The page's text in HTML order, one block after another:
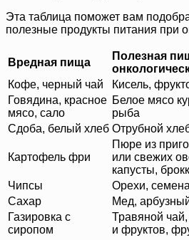
Эта таблица поможет вам
полезные продукты питания при
Вредная пища
Полезная
Кофе, черный чай
Кисель,
Говядина, красное
мясо, сало
Белое мясо
рыба
Сдоба, белый хлеб Отрубной
Картофель фри
Пюре из
или свежих
капусты,
Чипсы
Орехи,
Сахар
Мед,
Газировка с
сиропом
Травяной чай,
и фруктов,